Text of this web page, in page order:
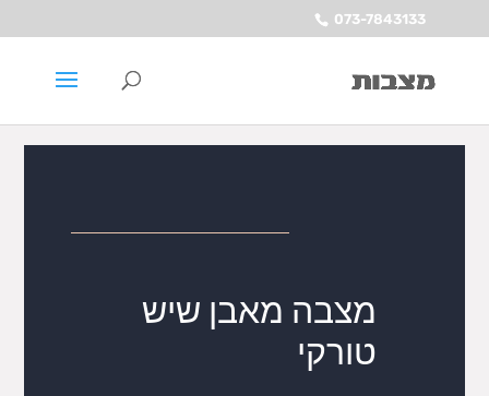
073-7843133
מצבה מאבן שיש
טורקי